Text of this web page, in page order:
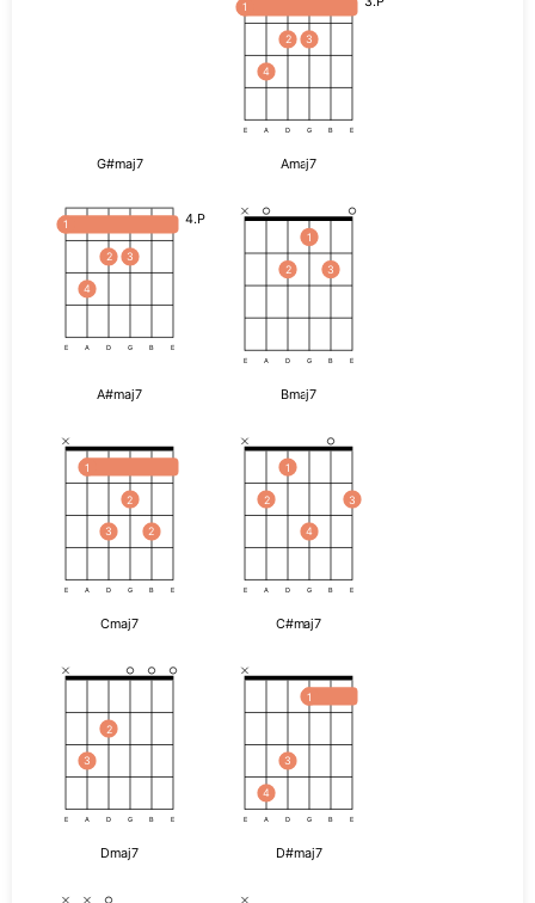
1
4
2 3
E A D G B E
G#maj7
4.P
1
4
2 3
E A D G B E
Amaj7
2
1
3
E A D G B E
A#maj7
1
3
2
2
E A D G B E
Bmaj7
2
1
4
3
E A D G B E
Cmaj7
3
2
E A D G B E
C#maj7
4
3
1
E A D G B E
Dmaj7 D#maj7